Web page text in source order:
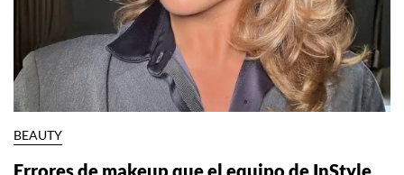
BEAUTY
Errores de makeup que el equipo de InStyle